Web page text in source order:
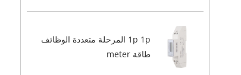
1p 1p المرحلة متعددة الوظائف
طاقة meter